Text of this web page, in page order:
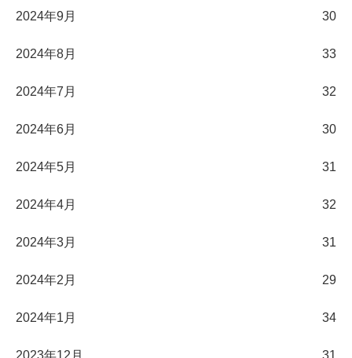
2024年9月 30
2024年8月 33
2024年7月 32
2024年6月 30
2024年5月 31
2024年4月 32
2024年3月 31
2024年2月 29
2024年1月 34
2023年12月 31